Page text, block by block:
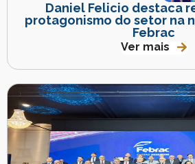
Daniel Felicio destaca
protagonismo do setor na
Febrac
Ver mais